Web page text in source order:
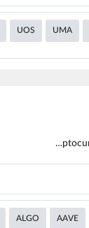
UOS UMA
https://alirezamehrabi.com/cryptocurrency/wallet/blockchain-wallet
ALGO AAVE